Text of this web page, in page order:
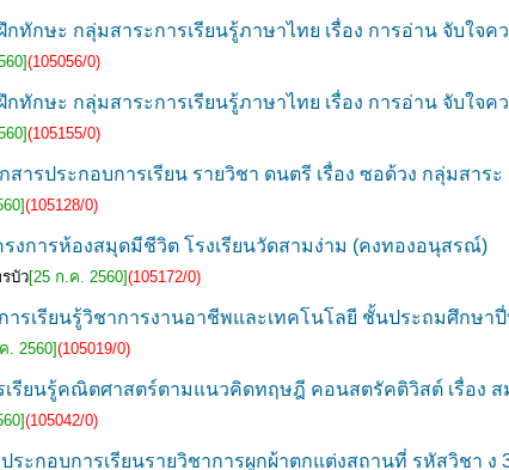
กทักษะ กลุ่มสาระการเรียนรู้ภาษาไทย เรื่อง การอ่าน จับใจ
(105056/0)
กทักษะ กลุ่มสาระการเรียนรู้ภาษาไทย เรื่อง การอ่าน จับใจ
(105155/0)
ารประกอบการเรียน รายวิชา ดนตรี เรื่อง ซอด้วง กลุ่มสาระ
(105128/0)
รงการห้องสมุดมีชีวิต โรงเรียนวัดสามง่าม (คงทองอนุสรณ์)
บัว[25 ก.ค. 2560](105172/0)
รเรียนรู้วิชาการงานอาชีพและเทคโนโลยี ชั้นประถมศึกษา
. 2560](105019/0)
รียนรู้คณิตศาสตร์ตามแนวคิดทฤษฎี คอนสตรัคติวิสต์ เรื่อง ส
(105042/0)
ระกอบการเรียนรายวิชาการผูกผ้าตกแต่งสถานที่ รหัสวิชา ง